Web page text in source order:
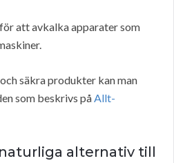
att avkalka apparater som
säkra produkter kan man
som beskrivs påAllt-
alternativ till